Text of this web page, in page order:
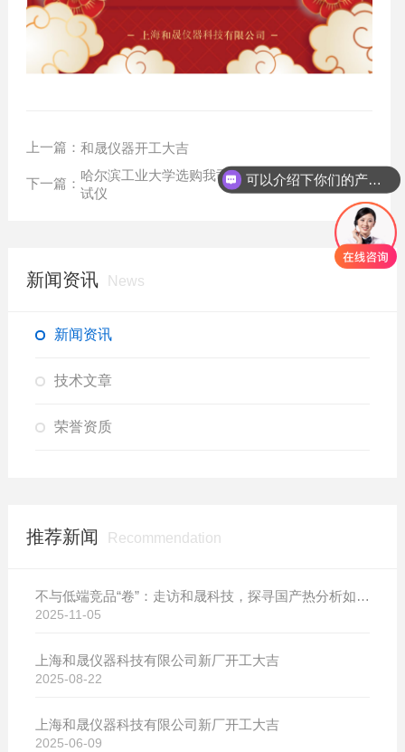
上一篇： 和晟仪器开工大吉
下一篇：
哈尔滨工业大学选购我司HS-DR-5导热系数测
试仪
新闻资讯 News
新闻资讯
技术文章
荣誉资质
推荐新闻 Recommendation
不与低端竞品“卷”：走访和晟科技，探寻国产热分析如何行稳致远
2025-11-05
上海和晟仪器科技有限公司新厂开工大吉
2025-08-22
上海和晟仪器科技有限公司新厂开工大吉
2025-06-09
可以介绍下你们的产品么？